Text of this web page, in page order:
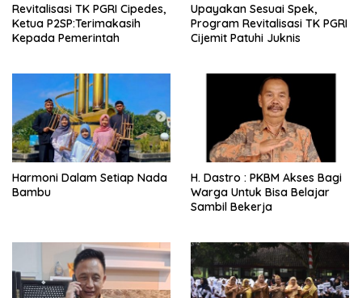
Revitalisasi TK PGRI Cipedes,
Ketua P2SP:Terimakasih
Kepada Pemerintah
Upayakan Sesuai Spek,
Program Revitalisasi TK PGRI
Cijemit Patuhi Juknis
Harmoni Dalam Setiap Nada
Bambu
H. Dastro : PKBM Akses Bagi
Warga Untuk Bisa Belajar
Sambil Bekerja